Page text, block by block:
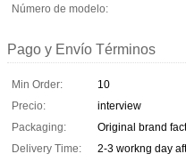
Número de modelo:
Pago y Envío Términos
Min Order:
10
Precio:
interview
Packaging:
Original brand
Delivery Time:
2-3 workng day